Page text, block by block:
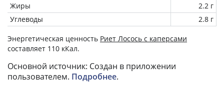
Жиры
2.2 г
Углеводы
2.8 г
Энергетическая ценность Риет Лосось с каперсами
составляет 110 кКал.
Основной источник: Создан в приложении
пользователем. Подробнее.